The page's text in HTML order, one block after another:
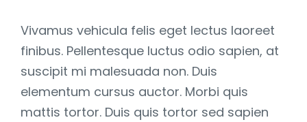
Vivamus vehicula felis eget lectus laoreet
finibus. Pellentesque luctus odio sapien, at
suscipit mi malesuada non. Duis
elementum cursus auctor. Morbi quis
mattis tortor. Duis quis tortor sed sapien